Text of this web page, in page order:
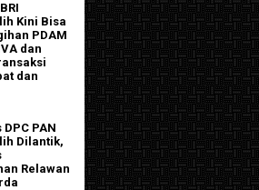
Kini Bisa
PDAM
dan
dan
PAN
Dilantik,
Relawan